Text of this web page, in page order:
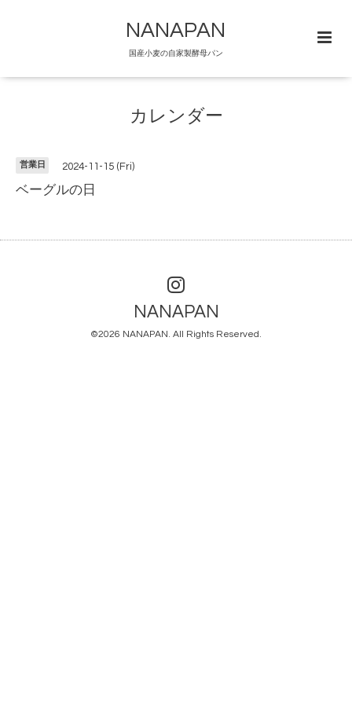
NANAPAN
国産小麦の自家製酵母パン
カレンダー
営業日 2024-11-15 (Fri)
ベーグルの日
NANAPAN
©2026 NANAPAN. All Rights Reserved.